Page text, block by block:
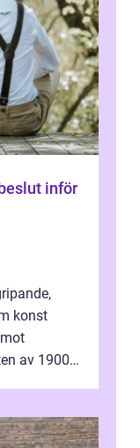
inför
konst
av 1900-